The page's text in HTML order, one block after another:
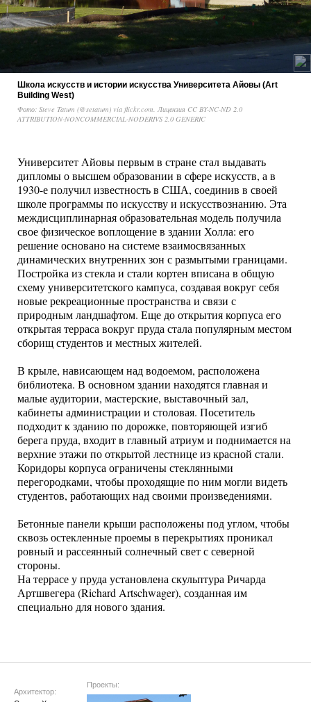
Школа искусств и истории искусства Университета Айовы (Art
Building West)
Фото: Steve Tatum (@setatum) via flickr.com. Лицензия CC BY-NC-ND 2.0
ATTRIBUTION-NONCOMMERCIAL-NODERIVS 2.0 GENERIC
Университет Айовы первым в стране стал выдавать
дипломы о высшем образовании в сфере искусств, а в
1930-е получил известность в США, соединив в своей
школе программы по искусству и искусствознанию. Эта
междисциплинарная образовательная модель получила
свое физическое воплощение в здании Холла: его
решение основано на системе взаимосвязанных
динамических внутренних зон с размытыми границами.
Постройка из стекла и стали кортен вписана в общую
схему университетского кампуса, создавая вокруг себя
новые рекреационные пространства и связи с
природным ландшафтом. Еще до открытия корпуса его
открытая терраса вокруг пруда стала популярным местом
сборищ студентов и местных жителей.
В крыле, нависающем над водоемом, расположена
библиотека. В основном здании находятся главная и
малые аудитории, мастерские, выставочный зал,
кабинеты администрации и столовая. Посетитель
подходит к зданию по дорожке, повторяющей изгиб
берега пруда, входит в главный атриум и поднимается на
верхние этажи по открытой лестнице из красной стали.
Коридоры корпуса ограничены стеклянными
перегородками, чтобы проходящие по ним могли видеть
студентов, работающих над своими произведениями.
Бетонные панели крыши расположены под углом, чтобы
сквозь остекленные проемы в перекрытиях проникал
ровный и рассеянный солнечный свет с северной
стороны.
На террасе у пруда установлена скульптура Ричарда
Артшвегера (Richard Artschwager), созданная им
специально для нового здания.
Архитектор:
Проекты: